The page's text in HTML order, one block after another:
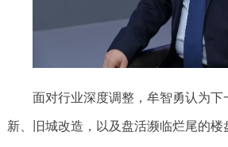
面对行业深度调整，牟智勇认为下
新、旧城改造，以及盘活濒临烂尾的楼